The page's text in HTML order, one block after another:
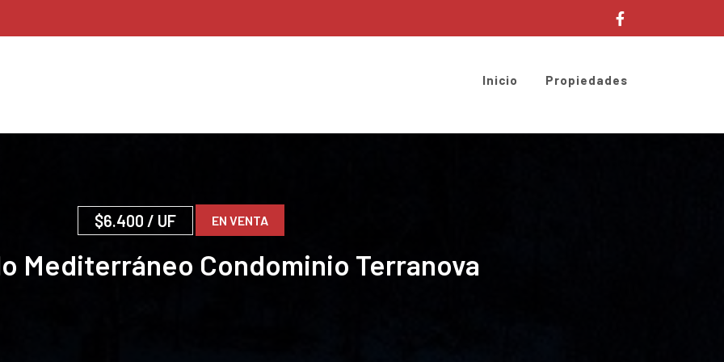
Inicio Propiedades
$6.400 / UF EN VENTA
Mediterráneo Condominio Terranova